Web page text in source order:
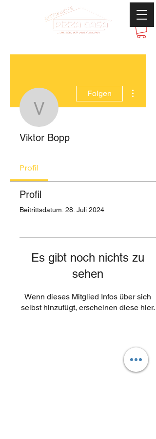
Viktor Bopp
Folgen
Viktor Bopp
Profil
Profil
Beitrittsdatum: 28. Juli 2024
Es gibt noch nichts zu
sehen
Wenn dieses Mitglied Infos über sich
selbst hinzufügt, erscheinen diese hier.